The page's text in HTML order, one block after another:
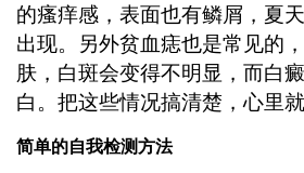
的瘙痒感，表面也有鳞屑，夏
出现。另外贫血痣也是常见的
肤，白斑会变得不明显，而白
白。把这些情况搞清楚，心里就
简单的自我检测方法